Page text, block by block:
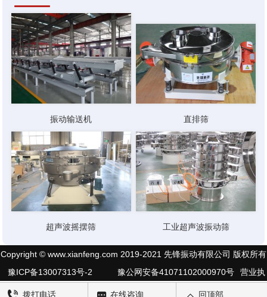
振动输送机 直排筛
超声波摇摆筛 工业超声波振动筛
Copyright © www.xianfeng.com 2019-2021 先锋振动有限公司 版权所有
豫ICP备13007313号-2
豫公网安备41071102000970号
营业执
照公示
网站地图
拨打电话 在线咨询 回顶部